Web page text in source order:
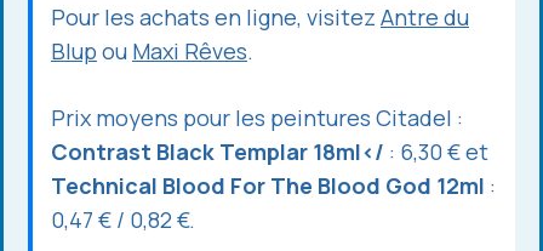
Pour les achats en ligne, visitez Antre du
Blup ou Maxi Rêves.
Prix moyens pour les peintures Citadel :
Contrast Black Templar 18ml</ : 6,30 € et
Technical Blood For The Blood God 12ml :
0,47 € / 0,82 €.